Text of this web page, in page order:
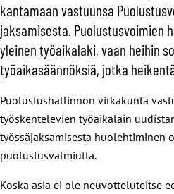
kantamaan vastuunsa
jaksamisesta. Puolustusvoimien
yleinen työaikalaki, vaan heihin
työaikasäännöksiä, jotka
Puolustushallinnon virkakunta
työskentelevien työaikalain
työssäjaksamisesta huolehtiminen
puolustusvalmiutta.
Koska asia ei ole neuvotteluteitse